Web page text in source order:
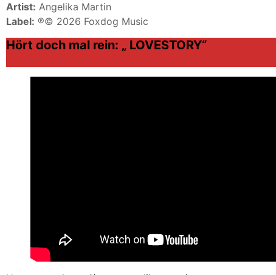
Artist: Angelika Martin
Label: ℗© 2026 Foxdog Music
Hört doch mal rein: „ LOVESTORY“